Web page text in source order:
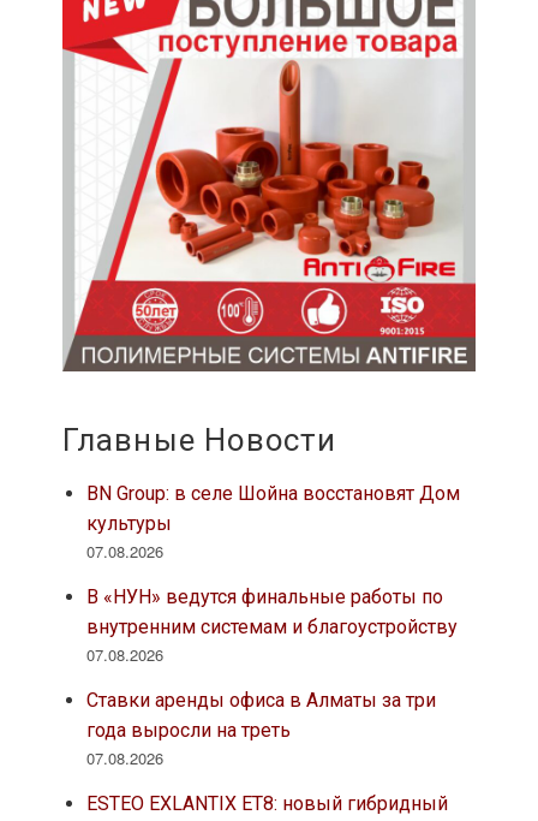
Главные Новости
BN Group: в селе Шойна восстановят Дом
культуры
07.08.2026
В «НУН» ведутся финальные работы по
внутренним системам и благоустройству
07.08.2026
Ставки аренды офиса в Алматы за три
года выросли на треть
07.08.2026
ESTEO EXLANTIX ET8: новый гибридный